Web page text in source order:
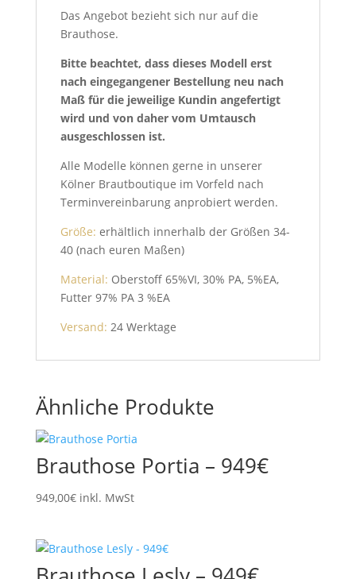
Das Angebot bezieht sich nur auf die
Brauthose.
Bitte beachtet, dass dieses Modell erst
nach eingegangener Bestellung neu nach
Maß für die jeweilige Kundin angefertigt
wird und von daher vom Umtausch
ausgeschlossen ist.
Alle Modelle können gerne in unserer
Kölner Brautboutique im Vorfeld nach
Terminvereinbarung anprobiert werden.
Größe: erhältlich innerhalb der Größen 34-
40 (nach euren Maßen)
Material: Oberstoff 65%VI, 30% PA, 5%EA,
Futter 97% PA 3 %EA
Versand: 24 Werktage
Ähnliche Produkte
Brauthose Portia – 949€
949,00€ inkl. MwSt